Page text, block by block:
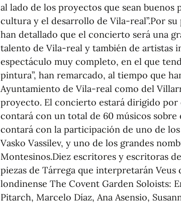
al lado de los proyectos que sean buenos
cultura y el desarrollo de Vila-real”.Por su
han detallado que el concierto será una
talento de Vila-real y también de artistas
espectáculo muy completo, en el que
pintura”, han remarcado, al tiempo que
Ayuntamiento de Vila-real como del
proyecto. El concierto estará dirigido por
contará con un total de 60 músicos sobre
contará con la participación de uno de
Vasko Vassilev, y uno de los grandes
Montesinos.Diez escritores y escritoras
piezas de Tárrega que interpretarán
londinense The Covent Garden Soloists:
Pitarch, Marcelo Díaz, Ana Asensio,